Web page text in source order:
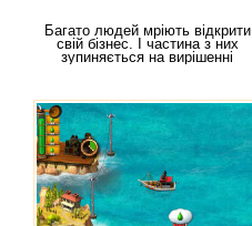
Багато людей мріють відкрити
свій бізнес. І частина з них
зупиняється на вирішенні